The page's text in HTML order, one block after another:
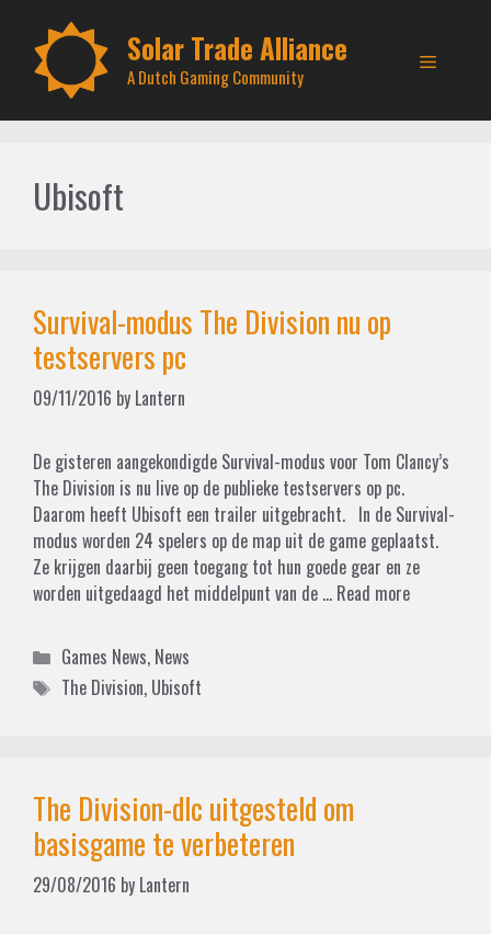
content
Solar Trade Alliance
A Dutch Gaming Community
Menu
Ubisoft
Survival-modus The Division nu op
testservers pc
09/11/2016 by Lantern
De gisteren aangekondigde Survival-modus voor Tom Clancy’s
The Division is nu live op de publieke testservers op pc.
Daarom heeft Ubisoft een trailer uitgebracht. In de Survival-
modus worden 24 spelers op de map uit de game geplaatst.
Ze krijgen daarbij geen toegang tot hun goede gear en ze
worden uitgedaagd het middelpunt van de … Read more
Categories
Games News, News
Tags
The Division, Ubisoft
The Division-dlc uitgesteld om
basisgame te verbeteren
29/08/2016 by Lantern